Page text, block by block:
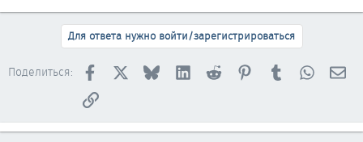
Для ответа нужно войти/зарегистрироваться
Поделиться: Facebook BlueskyLinkedInReddit PinterestTumblr
Ссылка